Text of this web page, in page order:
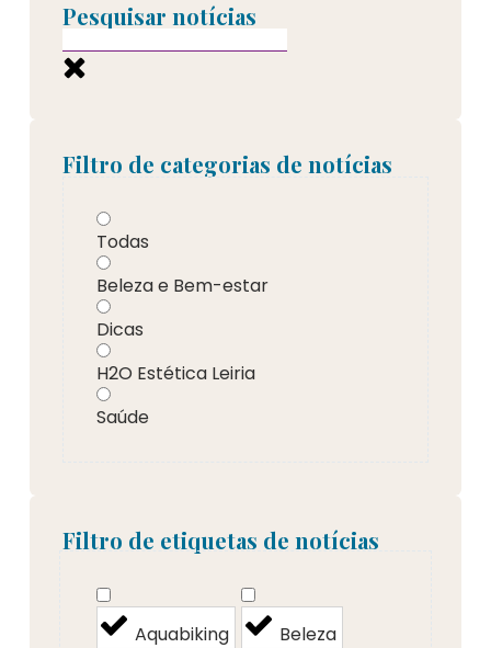
Pesquisar notícias
Filtro de categorias de notícias
Todas
Beleza e Bem-estar
Dicas
H2O Estética Leiria
Saúde
Filtro de etiquetas de notícias
Aquabiking Beleza